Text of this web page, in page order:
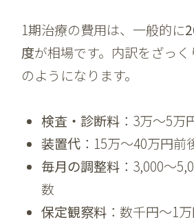
1期治療の費用は、一般的に
度が相場です。内訳をざっ
のようになります。
検査・診断料：3万〜5万
装置代：15万〜40万円前
毎月の調整料：3,000〜
数
保定観察料：数千円〜1